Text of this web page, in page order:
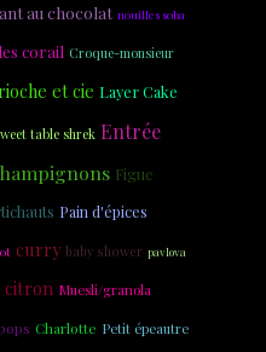
au chocolat nouilles soba
corail Croque-monsieur
et cie Layer Cake
table shrek Entrée
Figue
Pain d'épices
curry baby shower pavlova
citron Muesli/granola
Charlotte Petit épeautre